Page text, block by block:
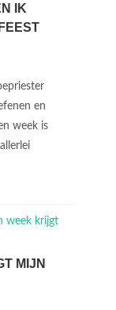
IK
en
week is
MIJN